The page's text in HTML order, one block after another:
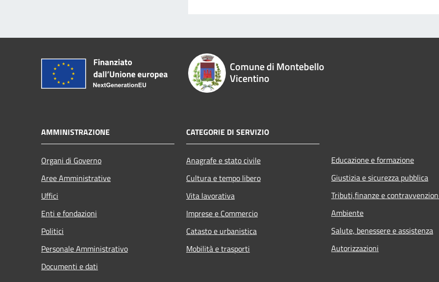
Comune di Montebello
Vicentino
AMMINISTRAZIONE
Organi di Governo
Aree Amministrative
Uffici
Enti e fondazioni
Politici
Personale Amministrativo
Documenti e dati
CATEGORIE DI SERVIZIO
Anagrafe e stato civile
Cultura e tempo libero
Vita lavorativa
Imprese e Commercio
Catasto e urbanistica
Mobilità e trasporti
Educazione e formazione
Giustizia e sicurezza pubblica
Tributi,finanze e
Ambiente
Salute, benessere e assistenza
Autorizzazioni